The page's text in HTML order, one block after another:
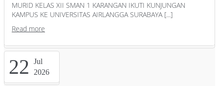
MURID KELAS XII SMAN 1 KARANGAN IKUTI KUNJUNGAN
KAMPUS KE UNIVERSITAS AIRLANGGA SURABAYA [...]
Read more
22
Jul
2026